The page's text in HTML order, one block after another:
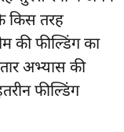
किस तरह
की फील्डिंग का
अभ्यास की
फील्डिंग